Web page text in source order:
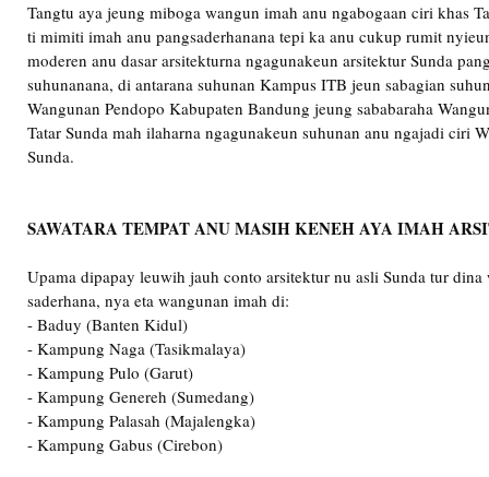
Tangtu aya jeung miboga wangun imah anu ngabogaan ciri khas
ti mimiti imah anu pangsaderhanana tepi ka anu cukup rumit
moderen anu dasar arsitekturna ngagunakeun arsitektur Sunda
suhunanana, di antarana suhunan Kampus ITB jeun sabagian
Wangunan Pendopo Kabupaten Bandung jeung sababaraha
Tatar Sunda mah ilaharna ngagunakeun suhunan anu ngajadi ciri
Sunda.
SAWATARA TEMPAT ANU MASIH KENEH AYA IMAH
Upama dipapay leuwih jauh conto arsitektur nu asli Sunda tur
saderhana, nya eta wangunan imah di:
- Baduy (Banten Kidul)
- Kampung Naga (Tasikmalaya)
- Kampung Pulo (Garut)
- Kampung Genereh (Sumedang)
- Kampung Palasah (Majalengka)
- Kampung Gabus (Cirebon)